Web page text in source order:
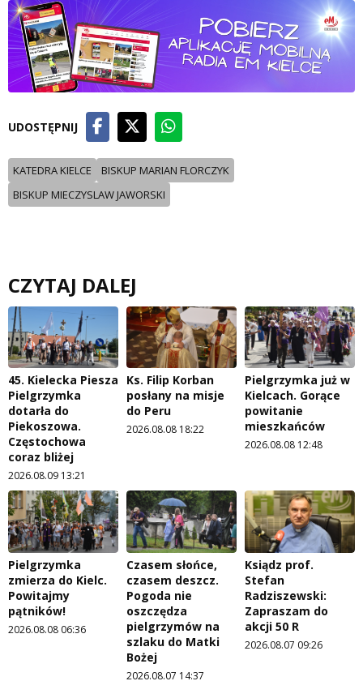
UDOSTĘPNIJ
KATEDRA KIELCE
BISKUP MARIAN FLORCZYK
BISKUP MIECZYSLAW JAWORSKI
CZYTAJ DALEJ
45. Kielecka Piesza
Pielgrzymka
dotarła do
Piekoszowa.
Częstochowa
coraz bliżej
2026.08.09 13:21
Ks. Filip Korban
posłany na misje
do Peru
2026.08.08 18:22
Pielgrzymka już w
Kielcach. Gorące
powitanie
mieszkańców
2026.08.08 12:48
Pielgrzymka
zmierza do Kielc.
Powitajmy
pątników!
2026.08.08 06:36
Czasem słońce,
czasem deszcz.
Pogoda nie
oszczędza
pielgrzymów na
szlaku do Matki
Bożej
2026.08.07 14:37
Ksiądz prof.
Stefan
Radziszewski:
Zapraszam do
akcji 50 R
2026.08.07 09:26